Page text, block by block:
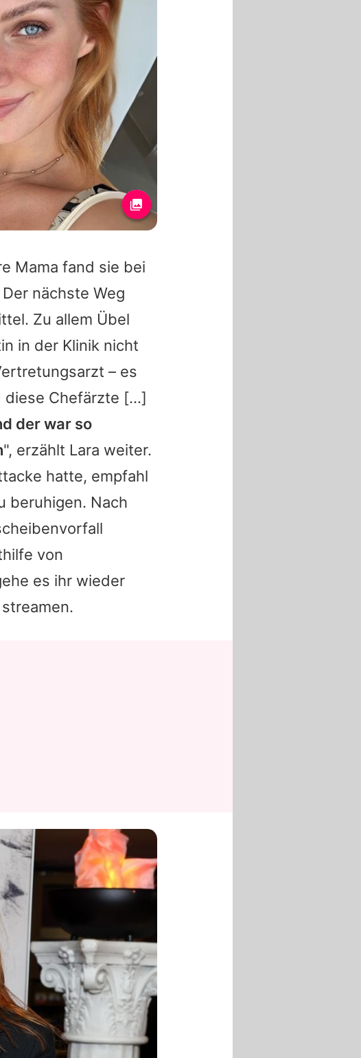
Mama fand sie bei
nächste Weg
Zu allem Übel
in der Klinik nicht
– es
diese Chefärzte [...]
der war so
", erzählt Lara weiter.
hatte, empfahl
beruhigen. Nach
von
es ihr wieder